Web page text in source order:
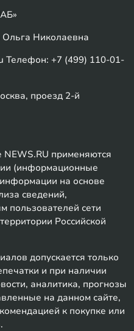
Ольга Николаевна
Телефон: +7 (499) 110-01-
проезд 2-й
применяются
(информационные
на основе
сведений,
пользователей сети
Российской
допускается только
и при наличии
аналитика, прогнозы
на данном сайте,
к покупке или